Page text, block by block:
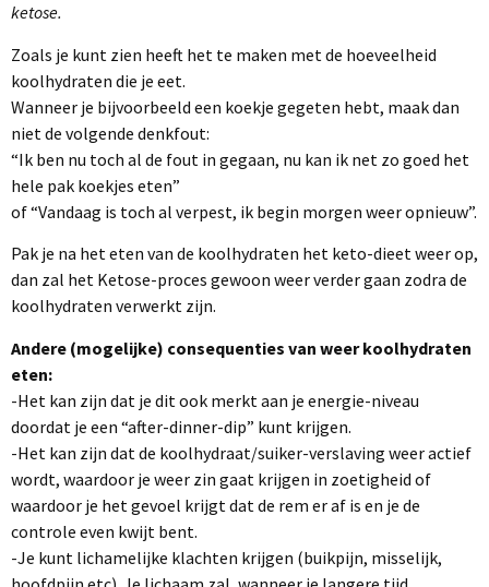
ketose.
Zoals je kunt zien heeft het te maken met de hoeveelheid
koolhydraten die je eet.
Wanneer je bijvoorbeeld een koekje gegeten hebt, maak dan
niet de volgende denkfout:
“Ik ben nu toch al de fout in gegaan, nu kan ik net zo goed het
hele pak koekjes eten”
of “Vandaag is toch al verpest, ik begin morgen weer opnieuw”.
Pak je na het eten van de koolhydraten het keto-dieet weer op,
dan zal het Ketose-proces gewoon weer verder gaan zodra de
koolhydraten verwerkt zijn.
Andere (mogelijke) consequenties van weer koolhydraten
eten:
-Het kan zijn dat je dit ook merkt aan je energie-niveau
doordat je een “after-dinner-dip” kunt krijgen.
-Het kan zijn dat de koolhydraat/suiker-verslaving weer actief
wordt, waardoor je weer zin gaat krijgen in zoetigheid of
waardoor je het gevoel krijgt dat de rem er af is en je de
controle even kwijt bent.
-Je kunt lichamelijke klachten krijgen (buikpijn, misselijk,